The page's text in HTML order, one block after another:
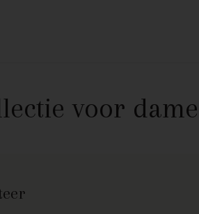
voor